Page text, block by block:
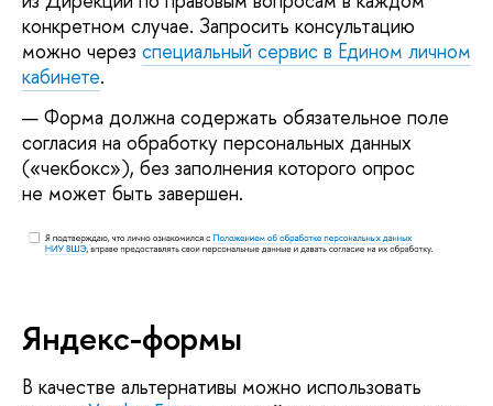
конкретном случае. Запросить консультацию
можно через специальный сервис в Едином личном
кабинете.
Форма должна содержать обязательное поле
согласия на обработку персональных данных
(«чекбокс»), без заполнения которого опрос
не может быть завершен.
Яндекс-формы
В качестве альтернативы можно использовать